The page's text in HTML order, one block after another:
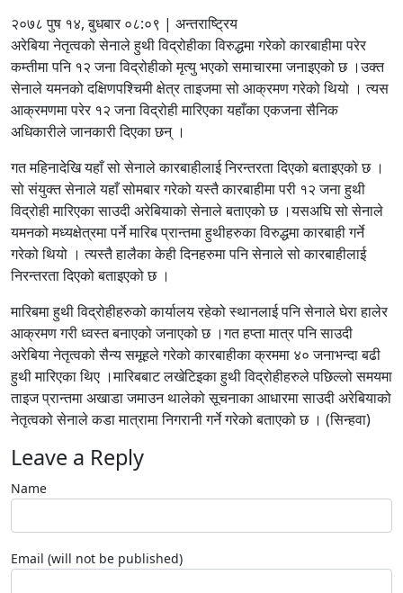
२०७८ पुष १४, बुधबार ०८:०९ | अन्तराष्ट्रिय
अरेबिया नेतृत्वको सेनाले हुथी विद्रोहीका विरुद्धमा गरेको कारबाहीमा परेर
कम्तीमा पनि १२ जना विद्रोहीको मृत्यु भएको समाचारमा जनाइएको छ ।उक्त
सेनाले यमनको दक्षिणपश्चिमी क्षेत्र ताइजमा सो आक्रमण गरेको थियो । त्यस
आक्रमणमा परेर १२ जना विद्रोही मारिएका यहाँका एकजना सैनिक
अधिकारीले जानकारी दिएका छन् ।
गत महिनादेखि यहाँ सो सेनाले कारबाहीलाई निरन्तरता दिएको बताइएको छ ।
सो संयुक्त सेनाले यहाँ सोमबार गरेको यस्तै कारबाहीमा परी १२ जना हुथी
विद्रोही मारिएका साउदी अरेबियाको सेनाले बताएको छ ।यसअघि सो सेनाले
यमनको मध्यक्षेत्रमा पर्ने मारिब प्रान्तमा हुथीहरुका विरुद्धमा कारबाही गर्ने
गरेको थियो । त्यस्तै हालैका केही दिनहरुमा पनि सेनाले सो कारबाहीलाई
निरन्तरता दिएको बताइएको छ ।
मारिबमा हुथी विद्रोहीहरुको कार्यालय रहेको स्थानलाई पनि सेनाले घेरा हालेर
आक्रमण गरी ध्वस्त बनाएको जनाएको छ ।गत हप्ता मात्र पनि साउदी
अरेबिया नेतृत्वको सैन्य समूहले गरेको कारबाहीका क्रममा ४० जनाभन्दा बढी
हुथी मारिएका थिए ।मारिबबाट लखेटिइका हुथी विद्रोहीहरुले पछिल्लो समयमा
ताइज प्रान्तमा अखाडा जमाउन थालेको सूचनाका आधारमा साउदी अरेबियाको
नेतृत्वको सेनाले कडा मात्रामा निगरानी गर्ने गरेको बताएको छ । (सिन्हवा)
Leave a Reply
Name
Email (will not be published)